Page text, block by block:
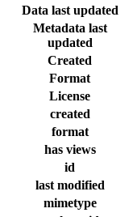
Data last updated
Metadata last
updated
Created
Format
License
created
format
has views
id
last modified
mimetype